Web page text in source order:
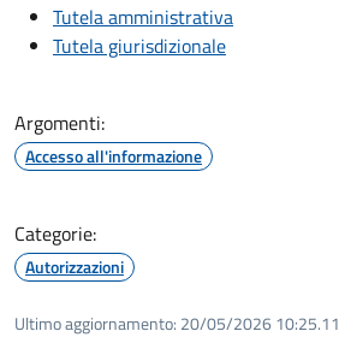
Tutela amministrativa
Tutela giurisdizionale
Argomenti:
Accesso all'informazione
Categorie:
Autorizzazioni
Ultimo aggiornamento: 20/05/2026 10:25.11